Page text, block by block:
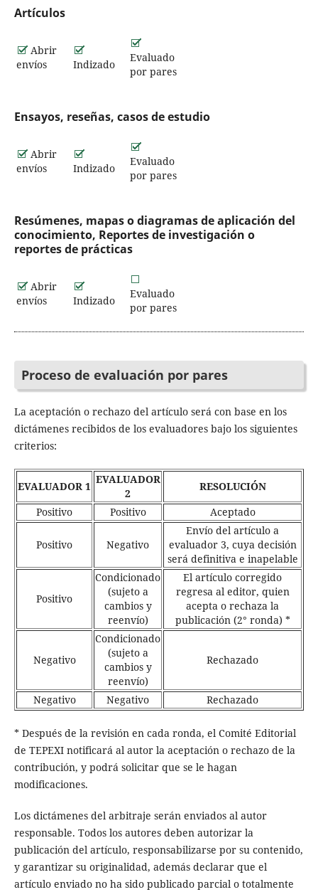
Artículos
Abrir
envíos
Indizado
Evaluado
por pares
Ensayos, reseñas, casos de estudio
Abrir
envíos
Indizado
Evaluado
por pares
Resúmenes, mapas o diagramas de aplicación del
conocimiento, Reportes de investigación o
reportes de prácticas
Abrir
envíos
Indizado
Evaluado
por pares
Proceso de evaluación por pares
La aceptación o rechazo del artículo será con base en los
dictámenes recibidos de los evaluadores bajo los siguientes
criterios:
EVALUADOR 1
EVALUADOR
2
RESOLUCIÓN
Positivo
Positivo Aceptado
Positivo Negativo
Envío del artículo a
evaluador 3, cuya decisión
será definitiva e inapelable
Positivo
Condicionado
(sujeto a
cambios y
reenvío)
El artículo corregido
regresa al editor, quien
acepta o rechaza la
publicación (2° ronda) *
Negativo
Condicionado
(sujeto a
cambios y
reenvío)
Rechazado
Negativo Negativo Rechazado
* Después de la revisión en cada ronda, el Comité Editorial
de TEPEXI notificará al autor la aceptación o rechazo de la
contribución, y podrá solicitar que se le hagan
modificaciones.
Los dictámenes del arbitraje serán enviados al autor
responsable. Todos los autores deben autorizar la
publicación del artículo, responsabilizarse por su contenido,
y garantizar su originalidad, además declarar que el
artículo enviado no ha sido publicado parcial o totalmente